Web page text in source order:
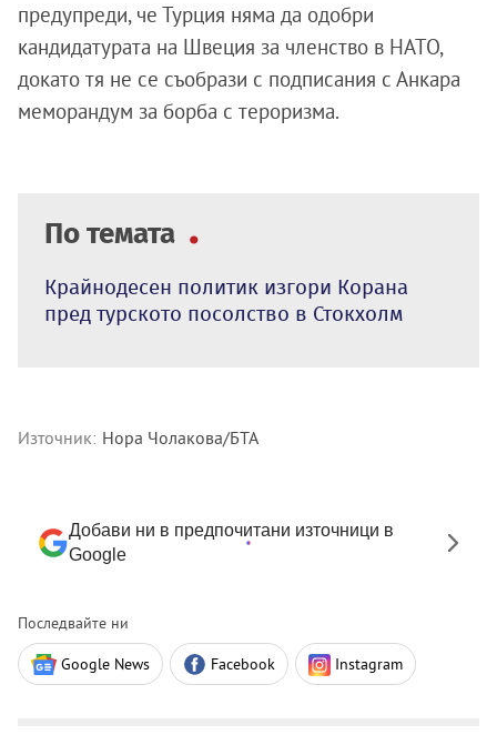
предупреди, че Турция няма да одобри
кандидатурата на Швеция за членство в НАТО,
докато тя не се съобрази с подписания с Анкара
меморандум за борба с тероризма.
По темата
Крайнодесен политик изгори Корана
пред турското посолство в Стокхолм
Източник: Нора Чолакова/БТА
Добави ни в предпочитани източници в
Google
Последвайте ни
Google News Facebook Instagram